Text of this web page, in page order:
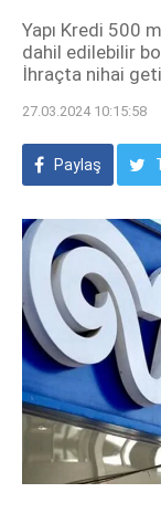
Yapı Kredi 500
dahil edilebilir
İhraçta nihai
27.03.2024 10:15:58
Paylaş